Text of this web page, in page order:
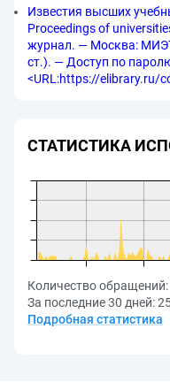
Известия высших
Proceedings of
журнал. — Москва:
ст.). — Доступ по
<URL:https://elibrary.ru/
СТАТИСТИКА
Количество обращений:
За последние 30 дней:
Подробная статистика